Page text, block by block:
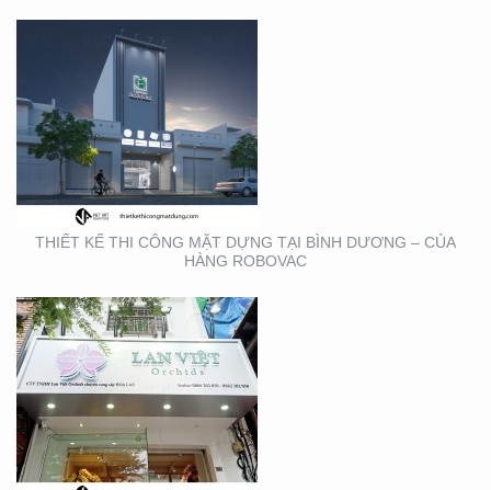
THIẾT KẾ THI CÔNG MẶT DỰNG TẠI BÌNH DƯƠNG – CỦA
HÀNG ROBOVAC
THIẾT KẾ THI CÔNG
BẢNG HIỆU QUẬN 1
THIẾT KẾ THI CÔNG
BẢNG HIỆU NHA KHOA
TẠI TP. HỒ CHÍ MINH